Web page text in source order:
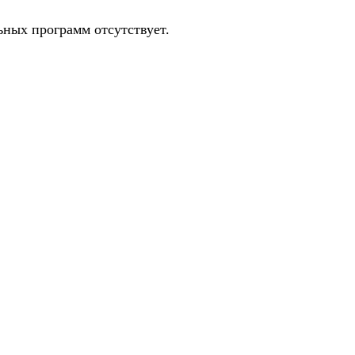
программ отсутствует.